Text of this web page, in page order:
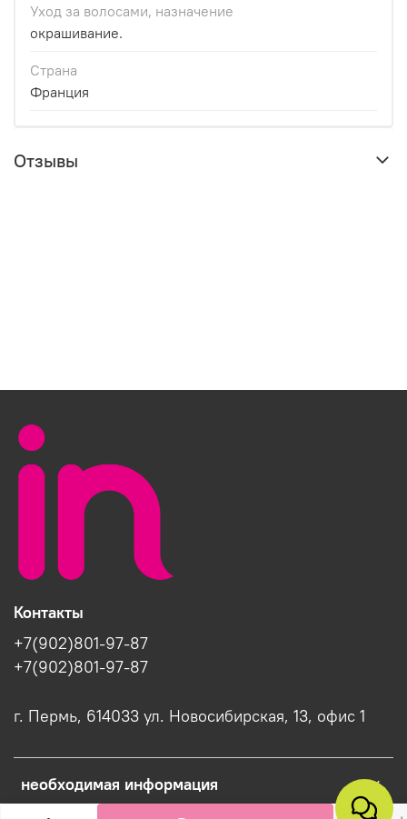
Уход за волосами, назначение
окрашивание.
Страна
Франция
Отзывы
необходимая информация
Контакты
+7(902)801-97-87
+7(902)801-97-87
г. Пермь, 614033 ул. Новосибирская, 13, офис 1